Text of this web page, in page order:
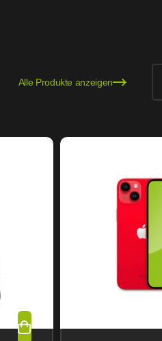
Alle Produkte anzeigen